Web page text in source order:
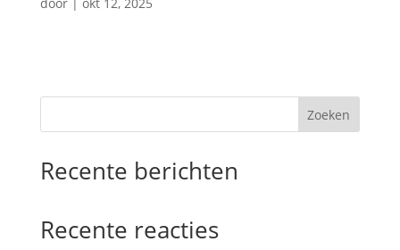
Zoeken
Recente berichten
Recente reacties